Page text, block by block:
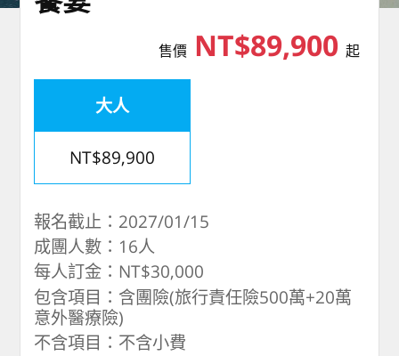
售價NT$89,900 起
大人
NT$89,900
報名截止：2027/01/15
成團人數：16人
每人訂金：NT$30,000
包含項目：含團險(旅行責任險500萬+20萬
意外醫療險)
不含項目：不含小費